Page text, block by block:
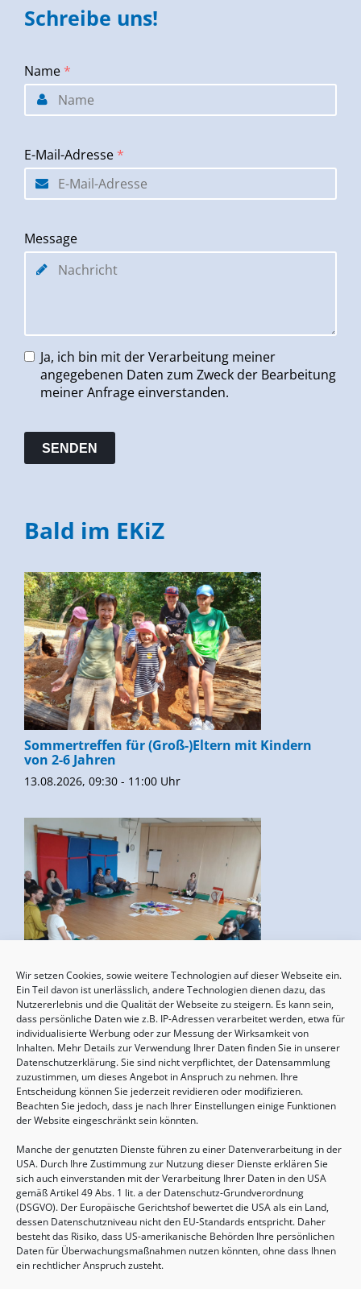
Wir setzen Cookies, sowie weitere Technologien auf dieser Webseite ein.
Ein Teil davon ist unerlässlich, andere Technologien dienen dazu, das
Nutzererlebnis und die Qualität der Webseite zu steigern. Es kann sein,
dass persönliche Daten wie z.B. IP-Adressen verarbeitet werden, etwa für
individualisierte Werbung oder zur Messung der Wirksamkeit von
Inhalten. Mehr Details zur Verwendung Ihrer Daten finden Sie in unserer
Datenschutzerklärung. Sie sind nicht verpflichtet, der Datensammlung
zuzustimmen, um dieses Angebot in Anspruch zu nehmen. Ihre
Entscheidung können Sie jederzeit revidieren oder modifizieren.
Beachten Sie jedoch, dass je nach Ihrer Einstellungen einige Funktionen
der Website eingeschränkt sein könnten.
Manche der genutzten Dienste führen zu einer Datenverarbeitung in der
USA. Durch Ihre Zustimmung zur Nutzung dieser Dienste erklären Sie
sich auch einverstanden mit der Verarbeitung Ihrer Daten in den USA
gemäß Artikel 49 Abs. 1 lit. a der Datenschutz-Grundverordnung
(DSGVO). Der Europäische Gerichtshof bewertet die USA als ein Land,
dessen Datenschutzniveau nicht den EU-Standards entspricht. Daher
besteht das Risiko, dass US-amerikanische Behörden Ihre persönlichen
Daten für Überwachungsmaßnahmen nutzen könnten, ohne dass Ihnen
ein rechtlicher Anspruch zusteht.
Schreibe uns!
Name *
E-Mail-Adresse *
Message
Ja, ich bin mit der Verarbeitung meiner
angegebenen Daten zum Zweck der Bearbeitung
meiner Anfrage einverstanden.
Bald im EKiZ
Sommertreffen für (Groß-)Eltern mit Kindern
von 2-6 Jahren
13.08.2026, 09:30 - 11:00 Uhr
Geburtsvorbereitung
15.08.2026, 10:00 - 17:00 Uhr
Sommertreffen für (Groß-)Eltern mit Kindern
von 2-6 Jahren
20.08.2026, 09:30 - 11:00 Uhr